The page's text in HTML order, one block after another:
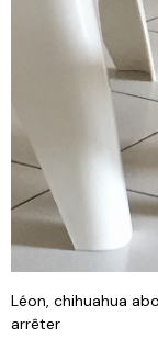
Léon, chihuahua
arrêter